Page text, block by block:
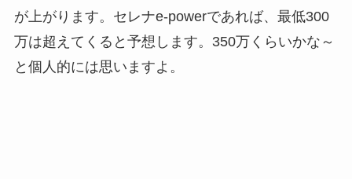
が上がります。セレナe-powerであれば、最低300
万は超えてくると予想します。350万くらいかな～
と個人的には思いますよ。